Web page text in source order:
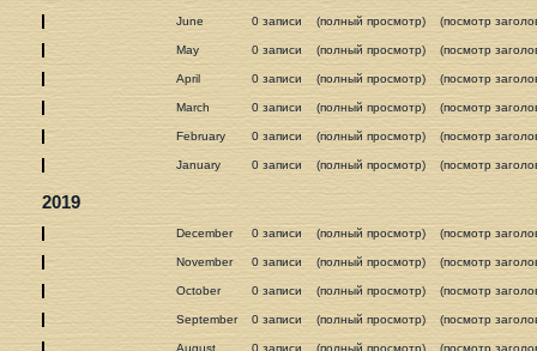
June 0 записи (полный просмотр) (посмотр
May 0 записи (полный просмотр) (посмотр
April 0 записи (полный просмотр) (посмотр
March 0 записи (полный просмотр) (посмотр
February 0 записи (полный просмотр) (посмотр
January 0 записи (полный просмотр) (посмотр
2019
December 0 записи (полный просмотр) (посмотр
November 0 записи (полный просмотр) (посмотр
October 0 записи (полный просмотр) (посмотр
September 0 записи (полный просмотр) (посмотр
August 0 записи (полный просмотр) (посмотр